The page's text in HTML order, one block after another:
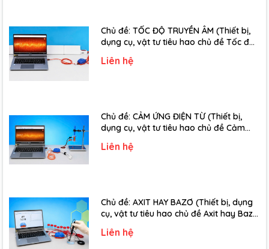
Chủ đề: TỐC ĐỘ TRUYỀN ÂM (Thiết bị,
dụng cụ, vật tư tiêu hao chủ đề Tốc độ
Liên hệ
Chủ đề: CẢM ỨNG ĐIỆN TỪ (Thiết bị,
dụng cụ, vật tư tiêu hao chủ đề Cảm
Liên hệ
Chủ đề: AXIT HAY BAZƠ (Thiết bị, dụng
cụ, vật tư tiêu hao chủ đề Axit hay Bazơ
Liên hệ